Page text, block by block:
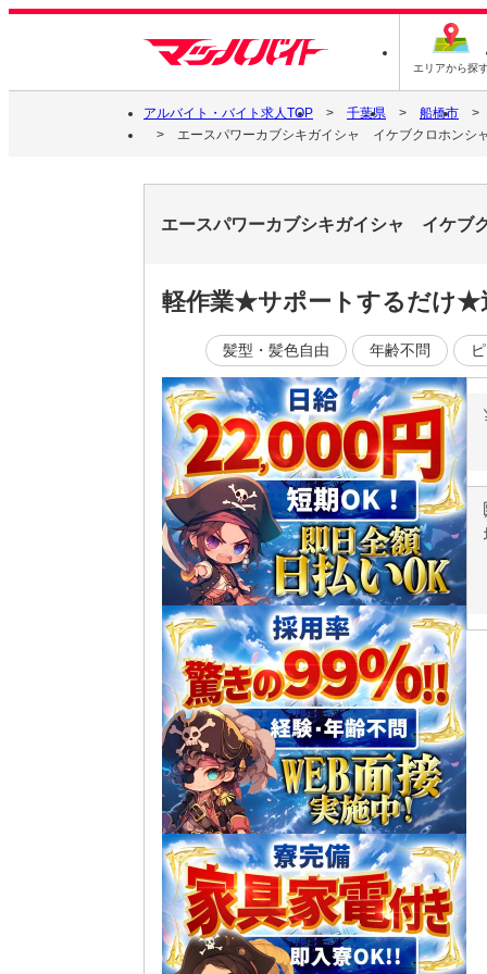
エリアから探
アルバイト・バイト求人TOP 千葉県
船橋市
エースパワーカブシキガイシャ イケブクロホンシ
エースパワーカブシキガイシャ イケブ
軽作業★サポートするだけ★
髪型・髪色自由 年齢不問